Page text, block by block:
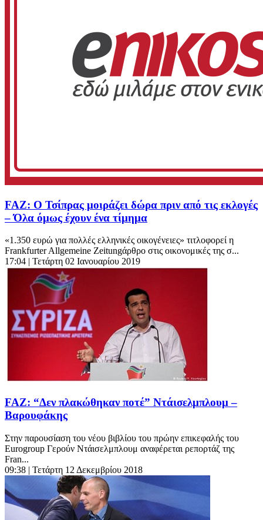
FAZ: Ο Τσίπρας μοιράζει δώρα πριν από τις εκλογές
– Όλα όμως έχουν ένα τίμημα
«1.350 ευρώ για πολλές ελληνικές οικογένειες» τιτλοφορεί η
Frankfurter Allgemeine Zeitungάρθρο στις οικονομικές της σ...
17:04 | Τετάρτη 02 Ιανουαρίου 2019
FAZ: “Δεν πλακώθηκαν ποτέ” Ντάισελμπλουμ –
Βαρουφάκης
Στην παρουσίαση του νέου βιβλίου του πρώην επικεφαλής του
Eurogroup Γερούν Ντάισελμπλουμ αναφέρεται ρεπορτάζ της
Fran...
09:38 | Τετάρτη 12 Δεκεμβρίου 2018